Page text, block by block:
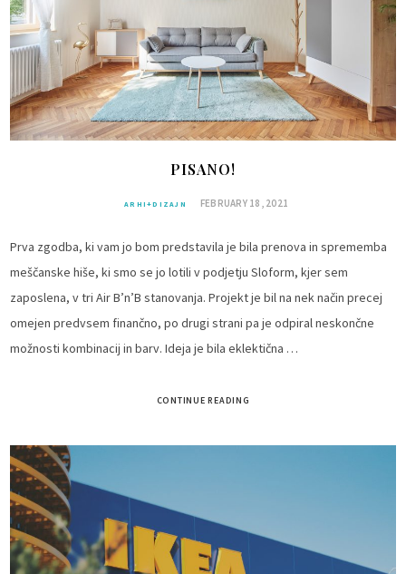
PISANO!
ARHI+DIZAJN FEBRUARY 18, 2021
Prva zgodba, ki vam jo bom predstavila je bila prenova in sprememba
meščanske hiše, ki smo se jo lotili v podjetju Sloform, kjer sem
zaposlena, v tri Air B’n’B stanovanja. Projekt je bil na nek način precej
omejen predvsem finančno, po drugi strani pa je odpiral neskončne
možnosti kombinacij in barv. Ideja je bila eklektična …
CONTINUE READING